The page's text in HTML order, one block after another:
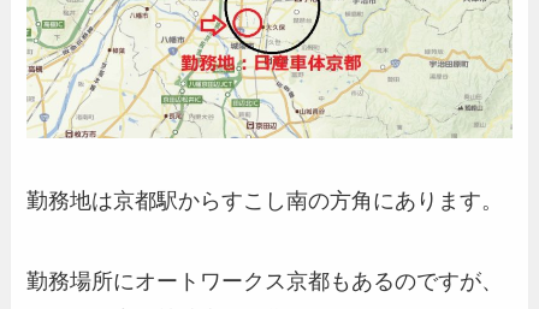
勤務地は京都駅からすこし南の方角にあります。
勤務場所にオートワークス京都もあるのですが、